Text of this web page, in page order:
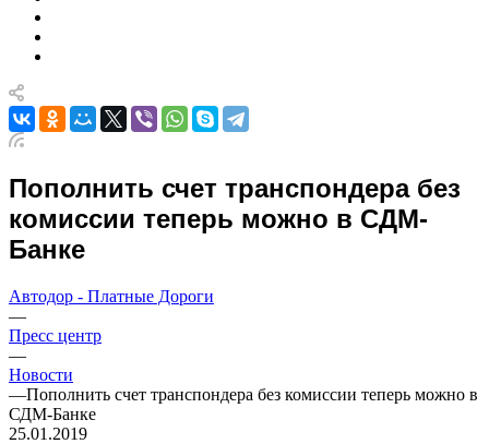
Пополнить счет транспондера без
комиссии теперь можно в СДМ-
Банке
Автодор - Платные Дороги
—
Пресс центр
—
Новости
—Пополнить счет транспондера без комиссии теперь можно в
СДМ-Банке
25.01.2019